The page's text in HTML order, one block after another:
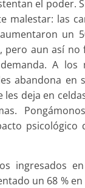
el poder.
malestar: las
un
pero aun así no
A los
abandona en
les deja en
psicológico
ingresados
un 68 %